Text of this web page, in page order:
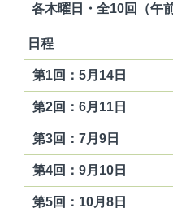
各木曜日・全10回（午
日程
第1回：5月14日
第2回：6月11日
第3回：7月9日
第4回：9月10日
第5回：10月8日